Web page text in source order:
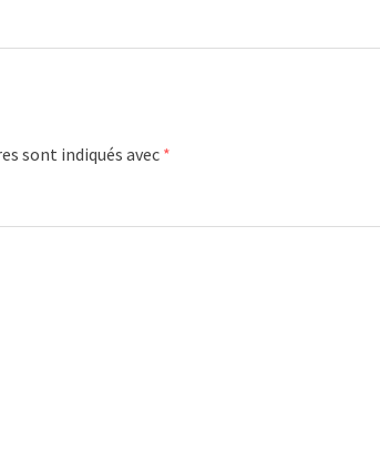
sont indiqués avec *